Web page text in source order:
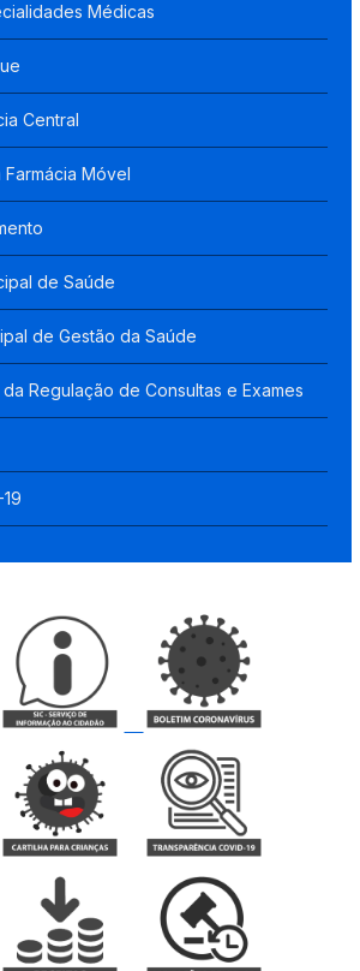
Médicas
Central
Móvel
de Saúde
de Gestão da Saúde
Regulação de Consultas e Exames